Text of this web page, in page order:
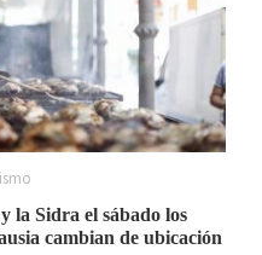
la Sidra el sábado los
cambian de ubicación